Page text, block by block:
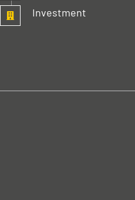
Investment